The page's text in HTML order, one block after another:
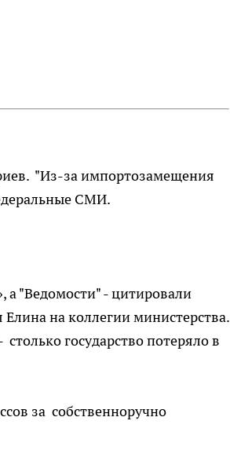
"Из-за импортозамещения
СМИ.
а "Ведомости" - цитировали
на коллегии министерства.
государство потеряло в
за собственноручно